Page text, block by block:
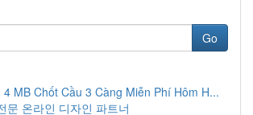
Go
4 MB Chốt Cầu 3 Càng Miễn Phí Hôm H...
문 온라인 디자인 파트너